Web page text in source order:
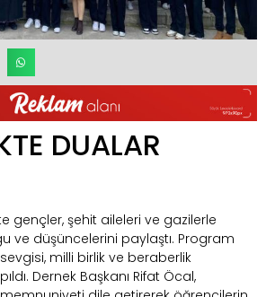
DUALAR
gençler, şehit aileleri ve gazilerle
ve düşüncelerini paylaştı. Program
milli birlik ve beraberlik
Dernek Başkanı Rifat Öcal,